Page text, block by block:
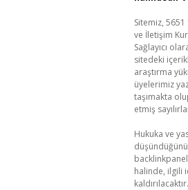
Sitemiz, 5651
ve İletişim
Sağlayıcı
sitedeki
araştırma
üyelerimiz
taşımakta
etmiş
Hukuka ve
halinde, ilgili
kaldırılacaktır.